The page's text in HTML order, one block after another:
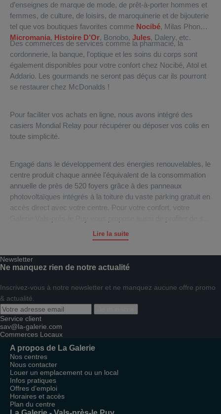
d’enseignes de marque de mode, de prêt-à-porter hommes et
femmes, de culture, de loisirs, de maroquinerie et de bijouterie
tel que vos boutiques favorites comme Nocibé, Milas Phone,
Micromania, Histoire D’Or, Bonobo, Jules, Dalery, etc.
Des commerces de services comme la pharmacie, la
cordonnerie, la banque, l'optique et les soins du corps sont
également disponibles pour votre confort chez Nocibé, Atol et
Addario. Les gourmands ne seront pas déçus car ils pourront
se restaurer chez McDonalds !
Pour faciliter vos achats en ligne, nous avons intégré des
casiers Mondial Relay pour récupérer ou déposer vos colis en
toute simplicité.
Engagé dans le développement des énergies renouvelables, le
centre produit chaque année l'équivalent de la consommation
annuelle de près de 520 foyers grâce à des panneaux
photovoltaïques intégrés à la toiture du vaste parking gratuit en
accès direct avec votre centre. Pour votre confort, votre
services de Photomaton, toilette, drive, etc.
Vals-près-le Puy vous souhaitent une excellente visite et un
agréable shopping.
Lire la suite
Newsletter
Ne manquez rien de notre actualité
Inscrivez-vous à notre newsletter et ne manquez aucune offre promo
& actualité.
Service client
sav@la-galerie.com
Commerces Locaux
A propos de La Galerie
Nos centres
Nous contacter
Louer un emplacement ou un local
Infos pratiques
Offres d’emploi
Horaires et accès
Plan du centre